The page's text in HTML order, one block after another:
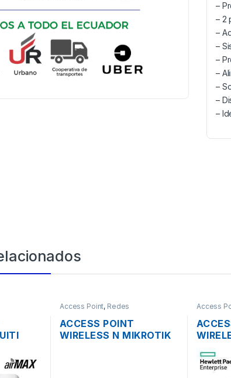
–
– 2
–
–
–
–
–
–
–
5GHZ
Access Point, Redes
ACCESS POINT
WIRELESS N MIKROTIK
Access
MIMO